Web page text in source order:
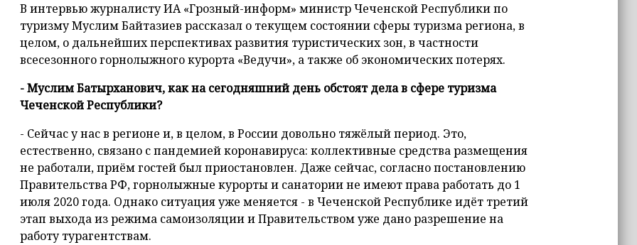
В интервью журналисту ИА «Грозный-информ» министр Чеченской Республики по
туризму Муслим Байтазиев рассказал о текущем состоянии сферы туризма региона, в
целом, о дальнейших перспективах развития туристических зон, в частности
всесезонного горнолыжного курорта «Ведучи», а также об экономических потерях.
- Муслим Батырханович, как на сегодняшний день обстоят дела в сфере туризма
Чеченской Республики?
- Сейчас у нас в регионе и, в целом, в России довольно тяжёлый период. Это,
естественно, связано с пандемией коронавируса: коллективные средства размещения
не работали, приём гостей был приостановлен. Даже сейчас, согласно постановлению
Правительства РФ, горнолыжные курорты и санатории не имеют права работать до 1
июля 2020 года. Однако ситуация уже меняется - в Чеченской Республике идёт третий
этап выхода из режима самоизоляции и Правительством уже дано разрешение на
работу турагентствам.